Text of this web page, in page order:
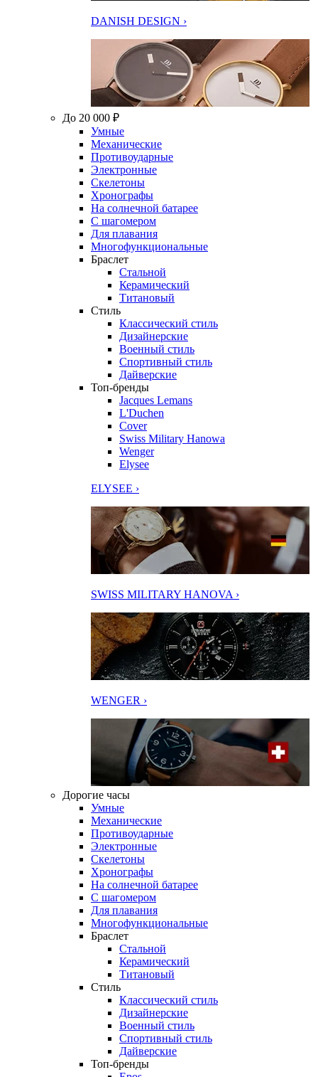
DANISH DESIGN ›
До 20 000 ₽
Умные
Механические
Противоударные
Электронные
Скелетоны
Хронографы
На солнечной батарее
С шагомером
Для плавания
Многофункциональные
Браслет
Стальной
Керамический
Титановый
Стиль
Классический стиль
Дизайнерские
Военный стиль
Спортивный стиль
Дайверские
Топ-бренды
Jacques Lemans
L'Duchen
Cover
Swiss Military Hanowa
Wenger
Elysee
ELYSEE ›
SWISS MILITARY HANOVA ›
WENGER ›
Дорогие часы
Умные
Механические
Противоударные
Электронные
Скелетоны
Хронографы
На солнечной батарее
С шагомером
Для плавания
Многофункциональные
Браслет
Стальной
Керамический
Титановый
Стиль
Классический стиль
Дизайнерские
Военный стиль
Спортивный стиль
Дайверские
Топ-бренды